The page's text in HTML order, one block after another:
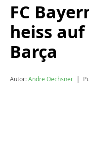
FC
heiss
Barça
Autor:Andre Oechsner |